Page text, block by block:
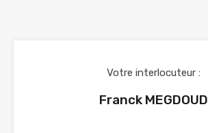
Votre interlocuteur :
Franck MEGDOUD